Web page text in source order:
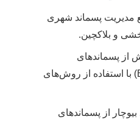
پسماند شهری
و بلاکچین.
از پسماندهای
الکترونیکی (E-waste) با استفاده از روش‌های
از پسماندهای